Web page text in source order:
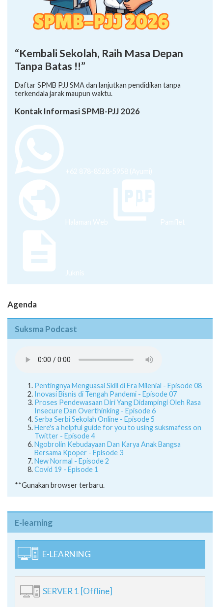
“Kembali Sekolah, Raih Masa Depan
Tanpa Batas !!”
Daftar SPMB PJJ SMA dan lanjutkan pendidikan tanpa
terkendala jarak maupun waktu.
Kontak Informasi SPMB-PJJ 2026
+62 878-8528-5958 (Ayumi)
Halaman Web Pamflet
Juknis
Agenda
Suksma Podcast
Pentingnya Menguasai Skill di Era Milenial - Episode 08
Inovasi Bisnis di Tengah Pandemi - Episode 07
Proses Pendewasaan Diri Yang Didampingi Oleh Rasa
Insecure Dan Overthinking - Episode 6
Serba Serbi Sekolah Online - Episode 5
Here's a helpful guide for you to using suksmafess on
Twitter - Episode 4
Ngobrolin Kebudayaan Dan Karya Anak Bangsa
Bersama Kpoper - Episode 3
New Normal - Episode 2
Covid 19 - Episode 1
**Gunakan browser terbaru.
E-learning
E-LEARNING
SERVER 1 [Offline]